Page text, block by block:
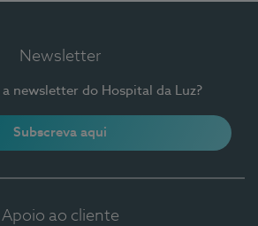
Newsletter
newsletter do Hospital da Luz?
Subscreva aqui
Apoio ao cliente